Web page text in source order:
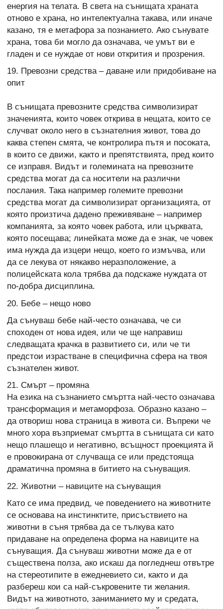
енергия на телата. В света на сънищата храната
отново е храна, но интелектуална такава, или иначе
казано, тя е метафора за познанието. Ако сънувате
храна, това би могло да означава, че умът ви е
гладен и се нуждае от нови открития и прозрения.
19. Превозни средства – даване или придобиване на
опит
В сънищата превозните средства символизират
значенията, които човек открива в нещата, които се
случват около него в съзнателния живот, това до
каква степен смята, че контролира пътя и посоката,
в които се движи, както и препятствията, пред които
се изправя. Видът и големината на превозните
средства могат да са носители на различни
послания. Така например големите превозни
средства могат да символизират организацията, от
която произтича дадено преживяване – например
компанията, за която човек работа, или църквата,
която посещава; линейката може да е знак, че човек
има нужда да изцери нещо, което го измъчва, или
да се лекува от някакво неразположение, а
полицейската кола трябва да подскаже нуждата от
по-добра дисциплина.
20. Бебе – нещо ново
Да сънуваш бебе най-често означава, че си
споходен от нова идея, или че ще направиш
следващата крачка в развитието си, или че ти
предстои израстване в специфична сфера на твоя
съзнателен живот.
21. Смърт – промяна
На езика на съзнанието смъртта най-често означава
трансформация и метаморфоза. Образно казано –
да отвориш нова страница в живота си. Въпреки че
много хора възприемат смъртта в сънищата си като
нещо плашещо и негативно, всъщност проекцията й
е провокирана от случваща се или предстояща
драматична промяна в битието на сънуващия.
22. Животни – навиците на сънуващия
Като се има предвид, че поведението на животните
се основава на инстинктите, присъствието на
животни в съня трябва да се тълкува като
придаване на определена форма на навиците на
сънуващия. Да сънуваш животни може да е от
съществена полза, ако искаш да погледнеш отвътре
на стереотипите в ежедневието си, както и да
разбереш кои са най-съкровените ти желания.
Видът на животното, заниманието му и средата,